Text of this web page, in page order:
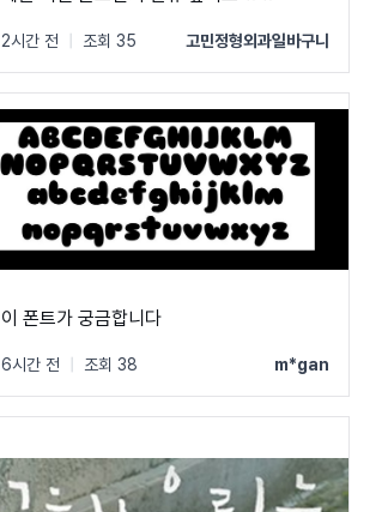
2시간 전 조회 35 고민정형외과일바구니
이 폰트가 궁금합니다
6시간 전 조회 38 m*gan